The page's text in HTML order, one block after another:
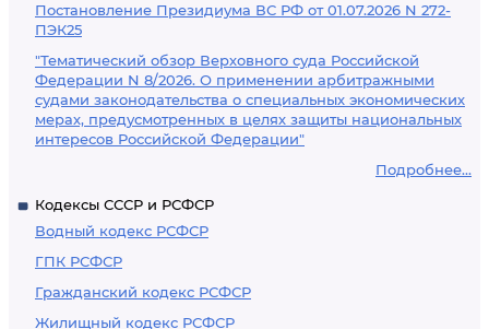
Постановление Президиума ВС РФ от 01.07.2026 N 272-
ПЭК25
"Тематический обзор Верховного суда Российской
Федерации N 8/2026. О применении арбитражными
судами законодательства о специальных экономических
мерах, предусмотренных в целях защиты национальных
интересов Российской Федерации"
Подробнее...
Кодексы СССР и РСФСР
Водный кодекс РСФСР
ГПК РСФСР
Гражданский кодекс РСФСР
Жилищный кодекс РСФСР